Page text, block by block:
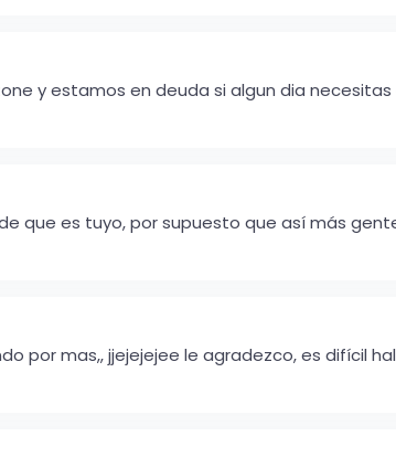
y estamos en deuda si algun dia
que es tuyo, por supuesto que así más
por mas,, jjejejejee le agradezco, es difícil